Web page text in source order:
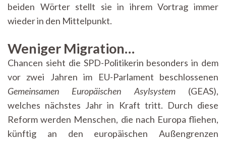
beiden Wörter stellt sie in ihrem Vortrag immer
wieder in den Mittelpunkt.
Weniger Migration…
Chancen sieht die SPD-Politikerin besonders in dem
vor zwei Jahren im EU-Parlament beschlossenen
Gemeinsamen Europäischen Asylsystem (GEAS),
welches nächstes Jahr in Kraft tritt. Durch diese
Reform werden Menschen, die nach Europa fliehen,
künftig an den europäischen Außengrenzen